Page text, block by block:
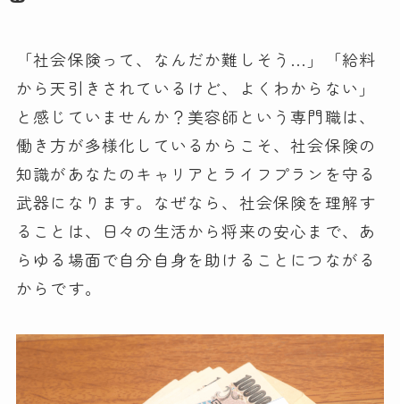
「社会保険って、なんだか難しそう…」「給料
から天引きされているけど、よくわからない」
と感じていませんか？美容師という専門職は、
働き方が多様化しているからこそ、社会保険の
知識があなたのキャリアとライフプランを守る
武器になります。なぜなら、社会保険を理解す
ることは、日々の生活から将来の安心まで、あ
らゆる場面で自分自身を助けることにつながる
からです。